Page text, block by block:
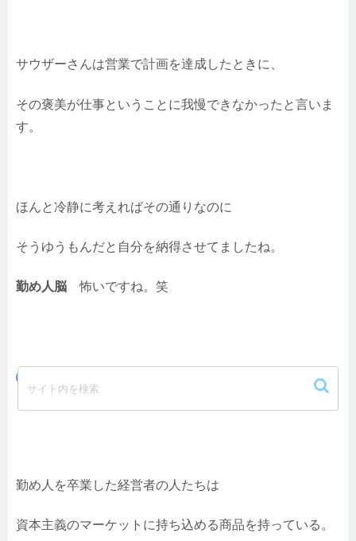
サウザーさんは営業で計画を達成したときに、
その褒美が仕事ということに我慢できなかったと言いま
す。
ほんと冷静に考えればその通りなのに
そうゆうもんだと自分を納得させてましたね。
勤め人脳 怖いですね。笑
勤め人卒業への中間目標はスモールビジ
ネスを持つべし！
勤め人を卒業した経営者の人たちは
資本主義のマーケットに持ち込める商品を持っている。